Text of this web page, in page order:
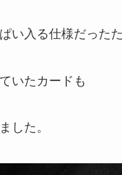
い入る仕様だった
いたカードも
した。